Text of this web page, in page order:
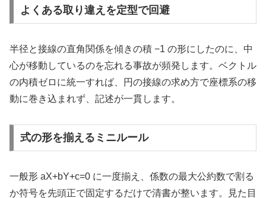
よくある取り違えを定型で回避
半径と接線の直角関係を傾きの積 −1 の形にしたのに、中
心が移動しているのを忘れる事故が頻発します。ベクトル
の内積ゼロに統一すれば、円の接線の求め方で座標系の移
動に巻き込まれず、記述が一貫します。
式の形を揃えるミニルール
一般形 aX+bY+c=0 に一度揃え、係数の最大公約数で割る
か符号を先頭正で固定するだけで清書が整います。見た目